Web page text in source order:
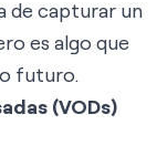
de capturar un
es algo que
futuro.
(VODs)